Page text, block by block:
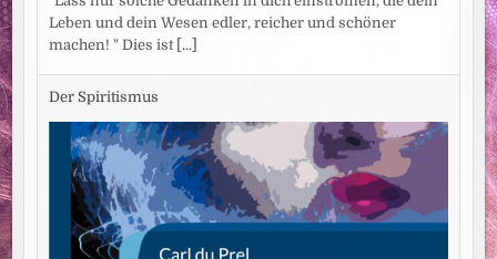
Leben und dein Wesen edler, reicher und schöner
machen! " Dies ist [...]
Der Spiritismus